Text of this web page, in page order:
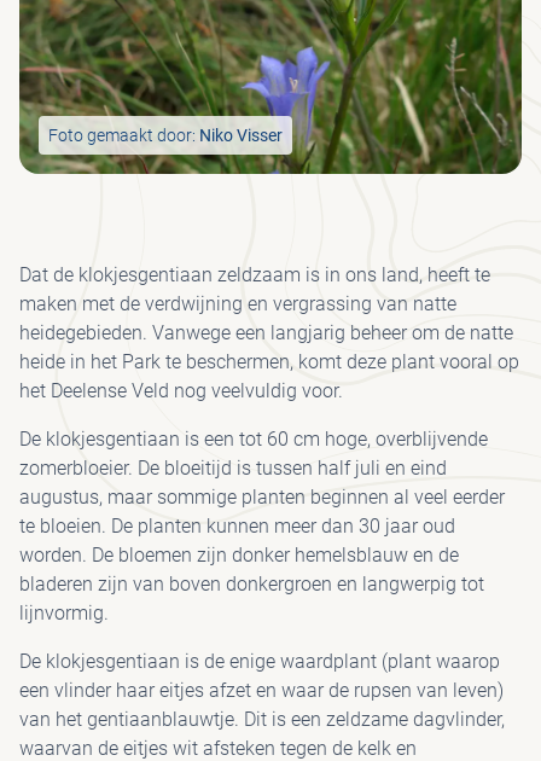
Foto gemaakt door: Niko Visser
Dat de klokjesgentiaan zeldzaam is in ons land, heeft te
maken met de verdwijning en vergrassing van natte
heidegebieden. Vanwege een langjarig beheer om de natte
heide in het Park te beschermen, komt deze plant vooral op
het Deelense Veld nog veelvuldig voor.
De klokjesgentiaan is een tot 60 cm hoge, overblijvende
zomerbloeier. De bloeitijd is tussen half juli en eind
augustus, maar sommige planten beginnen al veel eerder
te bloeien. De planten kunnen meer dan 30 jaar oud
worden. De bloemen zijn donker hemelsblauw en de
bladeren zijn van boven donkergroen en langwerpig tot
lijnvormig.
De klokjesgentiaan is de enige waardplant (plant waarop
een vlinder haar eitjes afzet en waar de rupsen van leven)
van het gentiaanblauwtje. Dit is een zeldzame dagvlinder,
waarvan de eitjes wit afsteken tegen de kelk en